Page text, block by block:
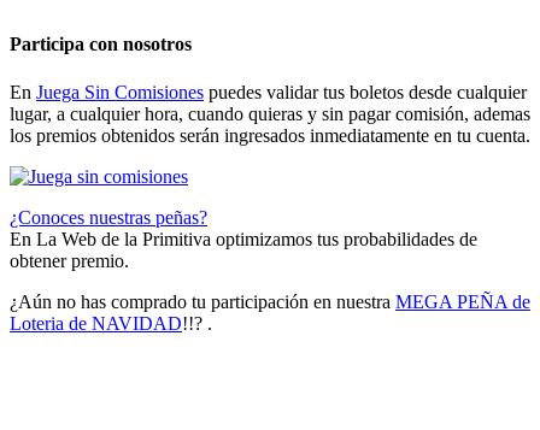
Participa con nosotros
En Juega Sin Comisiones puedes validar tus boletos desde cualquier
lugar, a cualquier hora, cuando quieras y sin pagar comisión, ademas
los premios obtenidos serán ingresados inmediatamente en tu cuenta.
¿Conoces nuestras peñas?
En La Web de la Primitiva optimizamos tus probabilidades de
obtener premio.
¿Aún no has comprado tu participación en nuestra MEGA PEÑA de
Loteria de NAVIDAD!!? .